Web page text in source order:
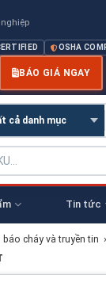
OSHA
BÁO GIÁ NGAY
Tin tức
báo cháy và truyền tin ›